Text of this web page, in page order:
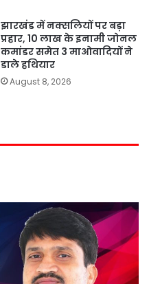
झारखंड में नक्सलियों पर बड़ा
प्रहार, 10 लाख के इनामी जोनल
कमांडर समेत 3 माओवादियों ने
डाले हथियार
August 8, 2026